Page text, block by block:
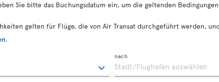
Sie bitte das Buchungsdatum ein, um die geltenden
gelten für Flüge, die von Air Transat durchgeführt werden,
.
nach